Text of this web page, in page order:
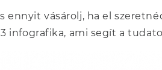
ennyit vásárolj, ha el
infografika, ami segít a